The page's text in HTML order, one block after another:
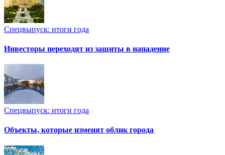
Спецвыпуск: итоги года
Инвесторы переходят из защиты в нападение
Спецвыпуск: итоги года
Объекты, которые изменят облик города